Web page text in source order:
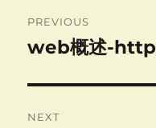
navigation
PREVIOUS
Previous
web概述-http
NEXT